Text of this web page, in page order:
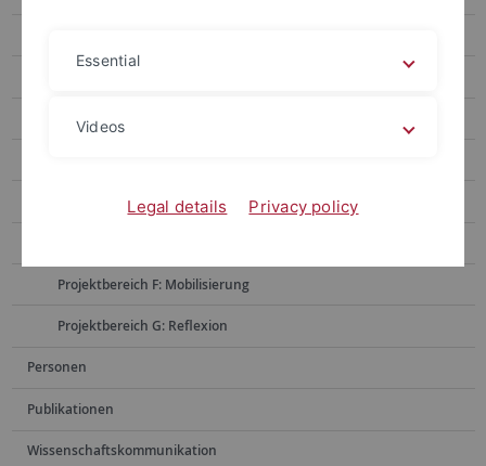
E04 Börsencrash
E06 Stadtteile
Projektbereich F: Mobilisierung
Projektbereich G: Reflexion
Personen
Publikationen
Wissenschaftskommunikation
Essential
Videos
Legal details Privacy policy